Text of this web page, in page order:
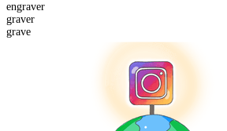
engraver
graver
grave